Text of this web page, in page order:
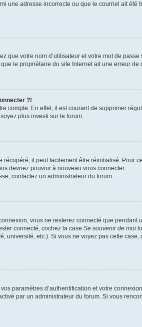
une adresse incorrecte ou que le courriel ait été
que votre nom d’utilisateur et votre mot de
le propriétaire du site Internet ait une erreur
?!
compte. En effet, il est courant de supprimer
plus investi sur le forum.
il peut facilement être réinitialisé. Pour
devriez pouvoir à nouveau vous connecter.
contactez un administrateur du forum.
vous ne resterez connecté que
connecté, cochez la case Se souvenir de moi
etc.). Si vous ne voyez pas cette
paramètres d’authentification et votre
par un administrateur du forum. Si vous